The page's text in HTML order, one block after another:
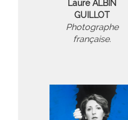
Laure ALBIN
GUILLOT
Photographe
française.